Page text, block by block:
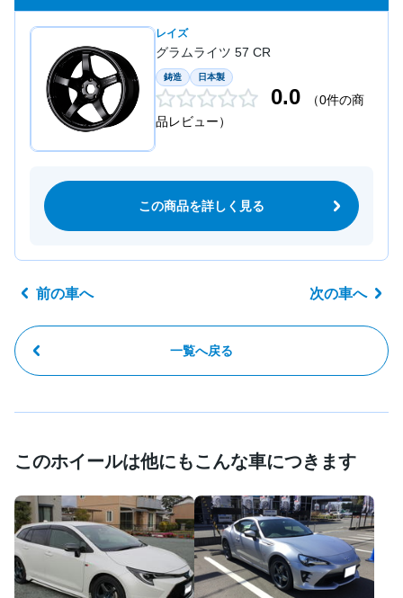
レイズ
グラムライツ 57 CR
鋳造 日本製
0.0
（0件の商
品レビュー）
この商品を詳しく見る
前の車へ
一覧へ戻る
次の車へ
このホイールは他にもこんな車につきます